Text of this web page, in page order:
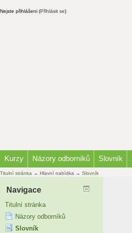
Nejste přihlášeni (Přihlásit se)
Kurzy Názory odborníků Slovník
Titulní stránka → Hlavní nabídka → Slovník
Navigace
Titulní stránka
Názory odborníků
Slovník